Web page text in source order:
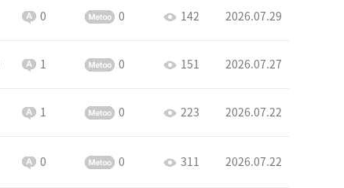
0 0 142 2026.07.29
1 0 151 2026.07.27
1 0 223 2026.07.22
0 0 311 2026.07.22